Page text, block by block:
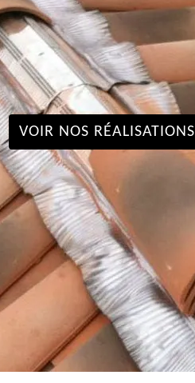
VOIR NOS RÉALISATIONS